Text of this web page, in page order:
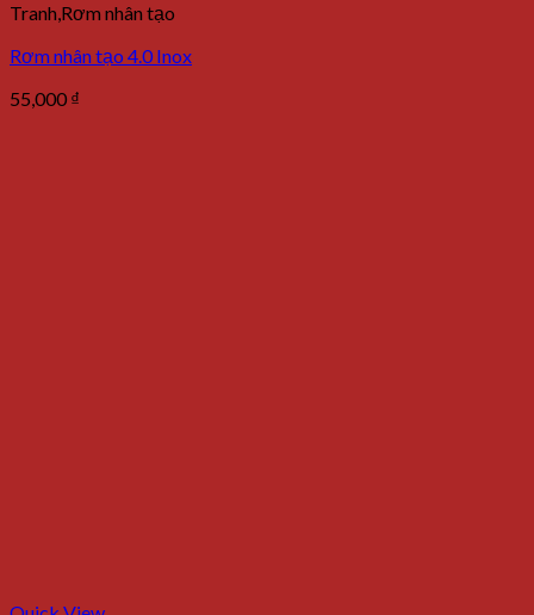
Tranh,Rơm nhân tạo
Rơm nhân tạo 4.0 Inox
55,000 ₫